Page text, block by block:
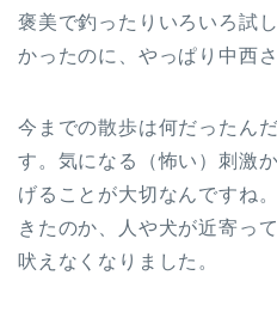
褒美で釣ったりいろいろ試
かったのに、やっぱり中西
今までの散歩は何だったん
す。気になる（怖い）刺激
げることが大切なんですね
きたのか、人や犬が近寄っ
吠えなくなりました。